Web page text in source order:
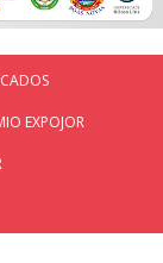
EXPOJOR